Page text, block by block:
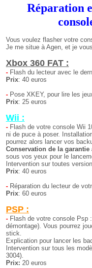
Réparation
Vous voulez flasher votre
Je me situe à Agen, et je
Xbox 360 FAT :
- Flash du lecteur avec le
Prix: 40 euros
- Pose XKEY, pour lire les
Prix: 25 euros
Wii :
- Flash de votre console Wii
ni de puce à poser.
pourrez alors lancer vos
Conservation de la
sous vos yeux pour le
Intervention sur toutes
Prix: 40 euros
- Réparation du lecteur de
Prix: 60 euros
PSP :
- Flash de votre console Psp
démontage). Vous pourrez
stick.
Explication pour lancer les
Intervention sur tous les
3004).
Prix: 20 euros